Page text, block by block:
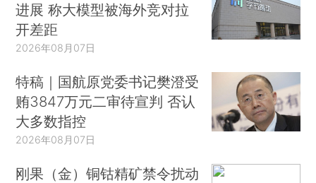
进展 称大模型被海外竞对拉
开差距
2026年08月07日
特稿｜国航原党委书记樊澄受
贿3847万元二审待宣判 否认
大多数指控
2026年08月07日
刚果（金）铜钴精矿禁令扰动